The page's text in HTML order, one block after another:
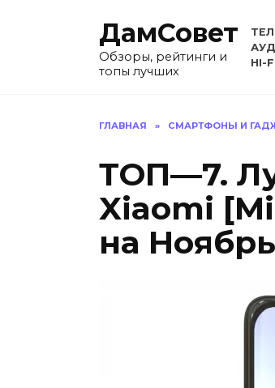
ДамСовет
Обзоры, рейтинги и
топы лучших
HI-
ГЛАВНАЯ » СМАРТФОНЫ И
ТОП—7.
Xiaomi
на